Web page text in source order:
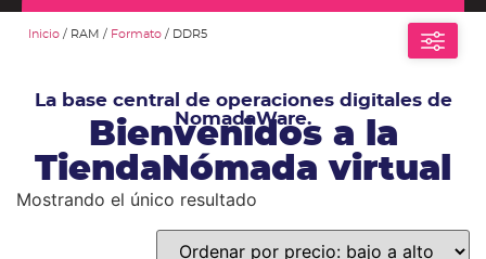
Inicio / RAM / Formato / DDR5
La base central de operaciones digitales de
NomadaWare.
Bienvenidos a la
TiendaNómada virtual
Mostrando el único resultado